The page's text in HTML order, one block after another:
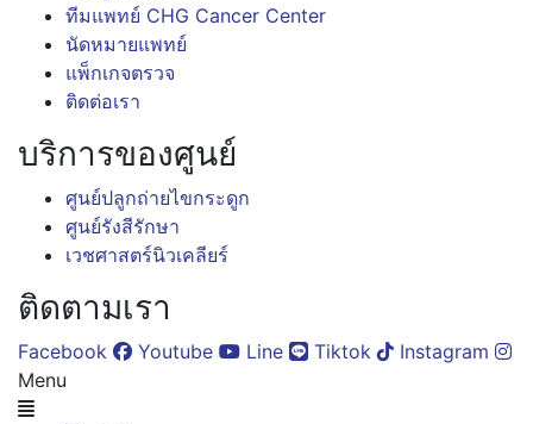
ทีมแพทย์ CHG Cancer Center
นัดหมายแพทย์
แพ็กเกจตรวจ
ติดต่อเรา
บริการของศูนย์
ศูนย์ปลูกถ่ายไขกระดูก
ศูนย์รังสีรักษา
เวชศาสตร์นิวเคลียร์
ติดตามเรา
Facebook Youtube Line Tiktok
Instagram
Menu